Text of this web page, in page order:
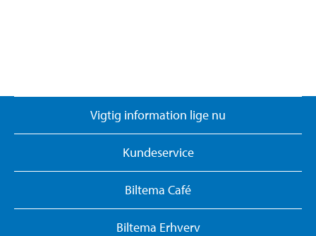
Vigtig information lige nu
Kundeservice
Biltema Café
Biltema Erhverv